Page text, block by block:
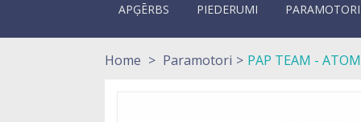
APĢĒRBS PIEDERUMI PARAMOTORI
Home > Paramotori > PAP TEAM -